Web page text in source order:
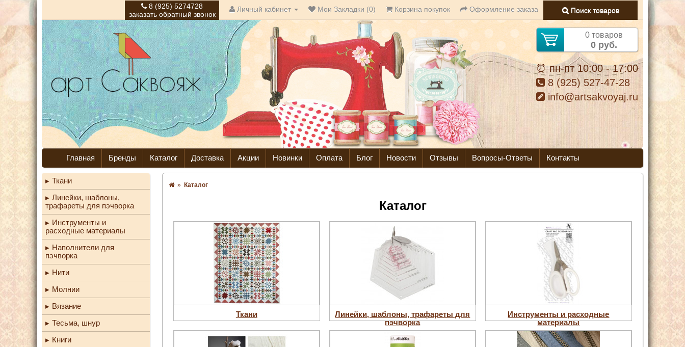
8 (925) 5274728
заказать обратный звонок
Личный кабинет Мои Закладки (0) Корзина покупок Оформление заказа Поиск товаров
0 товаров
0 руб.
⏰ пн-пт 10:00 - 17:00
8 (925) 527-47-28
info@artsakvoyaj.ru
Главная Бренды Каталог Доставка Акции Новинки Оплата Блог Новости Отзывы Вопросы-Ответы Контакты
Ткани
Линейки, шаблоны,
трафареты для пэчворка
Инструменты и
расходные материалы
Наполнители для
пэчворка
Нити
Молнии
Вязание
Тесьма, шнур
Книги
» Каталог
Каталог
Ткани
Линейки, шаблоны, трафареты для
пэчворка
Инструменты и расходные
материалы